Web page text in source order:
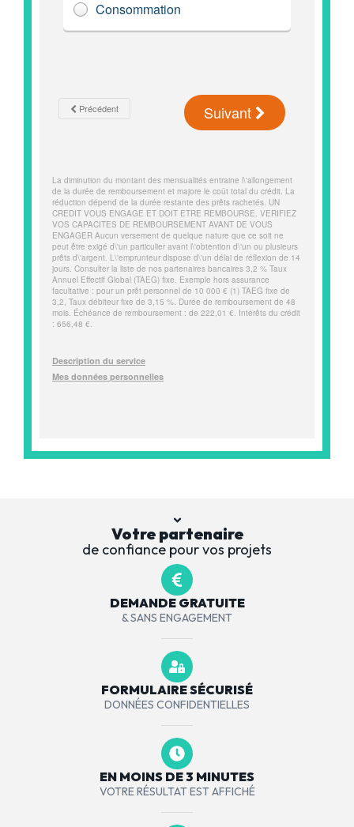
Votre partenaire
de confiance pour vos projets
DEMANDE GRATUITE
& SANS ENGAGEMENT
FORMULAIRE SÉCURISÉ
DONNÉES CONFIDENTIELLES
EN MOINS DE 3 MINUTES
VOTRE RÉSULTAT EST AFFICHÉ